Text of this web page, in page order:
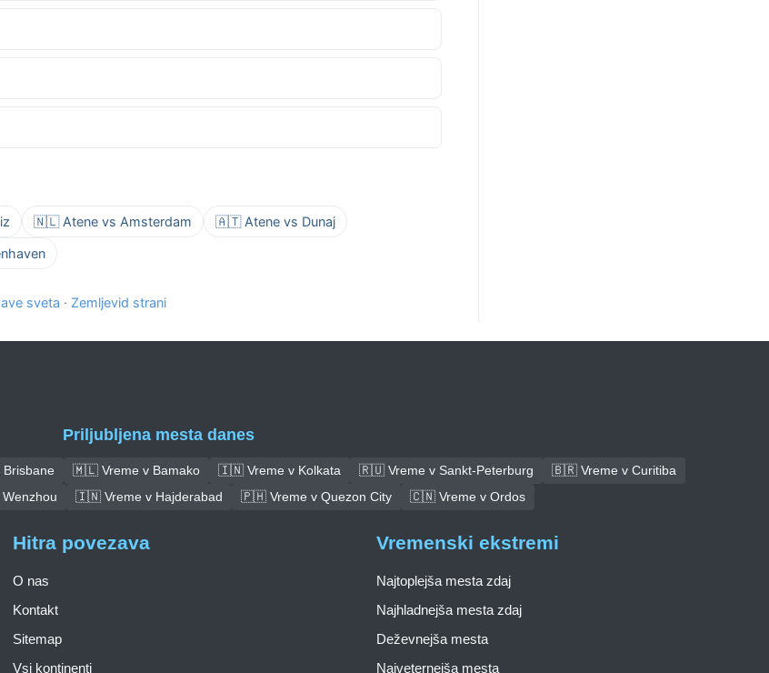
🇳🇱 Atene vs Amsterdam 🇦🇹 Atene vs Dunaj
sveta · Zemljevid strani
Priljubljena mesta danes
🇲🇱 Vreme v Bamako 🇮🇳 Vreme v Kolkata 🇷🇺 Vreme v Sankt-Peterburg
🇧🇷 Vreme v Curitiba
🇮🇳 Vreme v Hajderabad 🇵🇭 Vreme v Quezon City 🇨🇳 Vreme v Ordos
Hitra povezava
O nas
Kontakt
Sitemap
Vsi kontinenti
Vremenski ekstremi
Najtoplejša mesta zdaj
Najhladnejša mesta zdaj
Deževnejša mesta
Najveternejša mesta